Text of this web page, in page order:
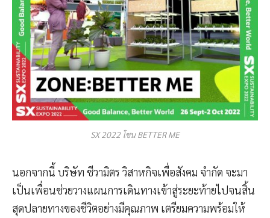
SX 2022 โซน BETTER ME
นอกจากนี้ บริษัท ชีวามิตร วิสาหกิจเพื่อสังคม จำกัด จะมา
เป็นเพื่อนช่วยวางแผนการเดินทางเข้าสู่ระยะท้ายไปจนสิ้น
สุดปลายทางของชีวิตอย่างมีคุณภาพ เตรียมความพร้อมให้